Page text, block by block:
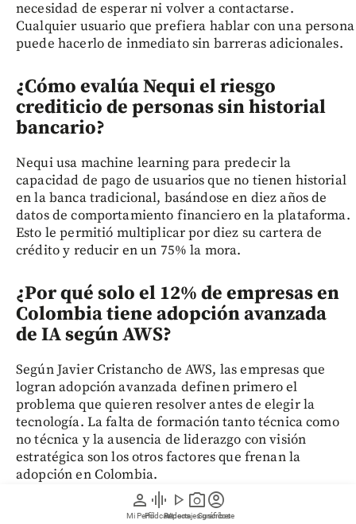
person
Mi Perfil
graphic_eq
Pódcast
play_arrow
Videos
photo_camera
Reportajes gráficos
account_circle
Suscríbete
necesidad de esperar ni volver a contactarse.
Cualquier usuario que prefiera hablar con una persona
puede hacerlo de inmediato sin barreras adicionales.
¿Cómo evalúa Nequi el riesgo
crediticio de personas sin historial
bancario?
Nequi usa machine learning para predecir la
capacidad de pago de usuarios que no tienen historial
en la banca tradicional, basándose en diez años de
datos de comportamiento financiero en la plataforma.
Esto le permitió multiplicar por diez su cartera de
crédito y reducir en un 75% la mora.
¿Por qué solo el 12% de empresas en
Colombia tiene adopción avanzada
de IA según AWS?
Según Javier Cristancho de AWS, las empresas que
logran adopción avanzada definen primero el
problema que quieren resolver antes de elegir la
tecnología. La falta de formación tanto técnica como
no técnica y la ausencia de liderazgo con visión
estratégica son los otros factores que frenan la
adopción en Colombia.